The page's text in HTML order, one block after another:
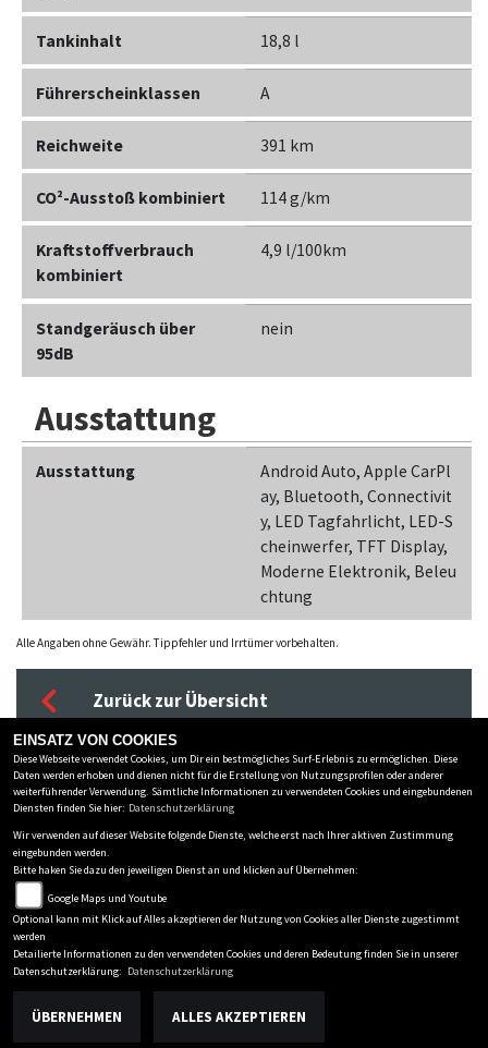
Tankinhalt 18,8 l
Führerscheinklassen A
Reichweite 391 km
CO²-Ausstoß kombiniert 114 g/km
Kraftstoffverbrauch
kombiniert
4,9 l/100km
Standgeräusch über
95dB
nein
Ausstattung
Ausstattung
Android Auto, Apple CarPl
ay, Bluetooth, Connectivit
y, LED Tagfahrlicht, LED-S
cheinwerfer, TFT Display,
Moderne Elektronik, Beleu
chtung
Alle Angaben ohne Gewähr. Tippfehler und Irrtümer vorbehalten.
Zurück zur Übersicht
ZWEIRAD SCHMITZ GMBH
Hauptstraße 162-53518 Adenau
Disclaimer
powered by 1000PS
EINSATZ VON COOKIES
Diese Webseite verwendet Cookies, um Dir ein bestmögliches Surf-Erlebnis zu ermöglichen. Diese
Daten werden erhoben und dienen nicht für die Erstellung von Nutzungsprofilen oder anderer
weiterführender Verwendung. Sämtliche Informationen zu verwendeten Cookies und eingebundenen
Diensten finden Sie hier: Datenschutzerklärung
Wir verwenden auf dieser Website folgende Dienste, welche erst nach Ihrer aktiven Zustimmung
eingebunden werden.
Bitte haken Sie dazu den jeweiligen Dienst an und klicken auf Übernehmen:
Google Maps und Youtube
Optional kann mit Klick auf Alles akzeptieren der Nutzung von Cookies aller Dienste zugestimmt
werden
Detailierte Informationen zu den verwendeten Cookies und deren Bedeutung finden Sie in unserer
Datenschutzerklärung: Datenschutzerklärung
ÜBERNEHMEN ALLES AKZEPTIEREN